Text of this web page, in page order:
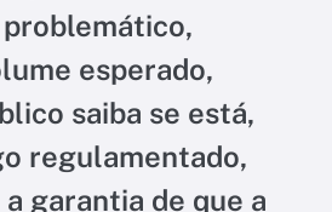
esperado,
saiba se está,
regulamentado,
garantia de que a